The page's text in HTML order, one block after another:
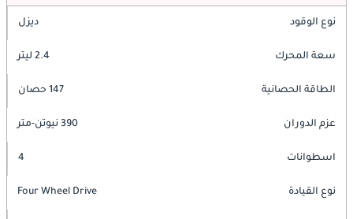
نوع الوقود ديزل
سعة المحرك 2.4 ليتر
الطاقة الحصانية 147 حصان
عزم الدوران 390 نيوتن-متر
اسطوانات 4
نوع القيادة Four Wheel Drive